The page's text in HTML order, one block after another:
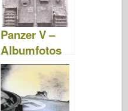
Panzer V –
Albumfotos